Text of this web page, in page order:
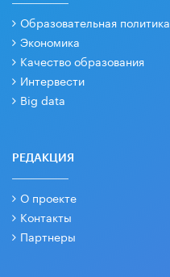
Образовательная политика
Экономика
Качество образования
Интервести
Big data
РЕДАКЦИЯ
О проекте
Контакты
Партнеры